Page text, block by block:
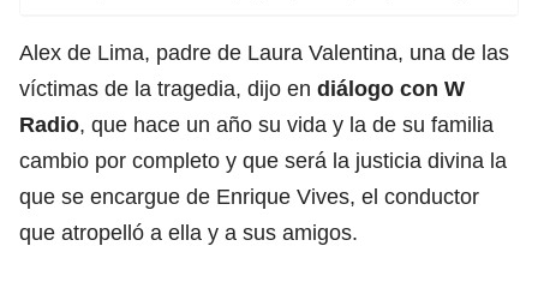
Alex de Lima, padre de Laura Valentina, una de las
víctimas de la tragedia, dijo en diálogo con W
Radio, que hace un año su vida y la de su familia
cambio por completo y que será la justicia divina la
que se encargue de Enrique Vives, el conductor
que atropelló a ella y a sus amigos.